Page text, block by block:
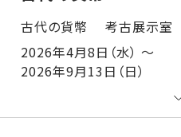
古代の貨幣 考古展示室
2026年4月8日（水） ～
2026年9月13日（日）